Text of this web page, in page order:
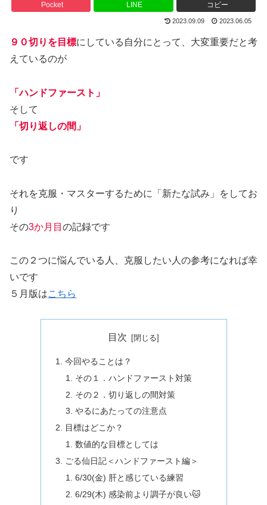
Pocket LINE コピー
2023.09.09 2023.06.05
９０切りを目標にしている自分にとって、大変重要だと考
えているのが
「ハンドファースト」
そして
「切り返しの間」
です
それを克服・マスターするために「新たな試み」をしてお
り
その3か月目 の記録です
この２つに悩んでいる人、克服したい人の参考になれば幸
いです
５月版はこちら
目次
今回やることは？
その１．ハンドファースト対策
その２．切り返しの間対策
やるにあたっての注意点
目標はどこか？
数値的な目標としては
ごる仙日記＜ハンドファースト編＞
6/30(金) 肝と感じている練習
6/29(木) 感染前より調子が良い🐱